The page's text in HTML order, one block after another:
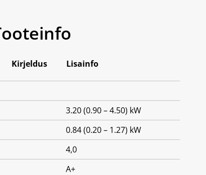
Kirjeldus Lisainfo
3.20 (0.90 – 4.50) kW
0.84 (0.20 – 1.27) kW
4,0
A+